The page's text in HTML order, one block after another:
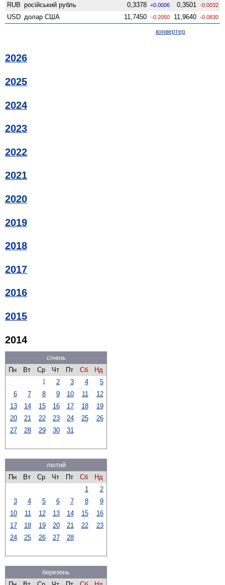
RUB російський рубль 0,3378 +0.0006 0,3501 -0.0032
USD долар США 11,7450 -0.2050 11,9640 -0.0830
конвертер
2026
2025
2024
2023
2022
2021
2020
2019
2018
2017
2016
2015
2014
січень
Пн
Вт Ср Чт Пт Сб
Нд
1
2 3 4
5
6
7 8 9 10 11
12
13
14 15 16 17 18
19
20
21 22 23 24 25
26
27
28 29 30 31
лютий
Пн
Вт Ср Чт Пт Сб
Нд
1
2
3
4 5 6 7 8
9
10
11 12 13 14 15
16
17
18 19 20 21 22
23
24
25 26 27 28
березень